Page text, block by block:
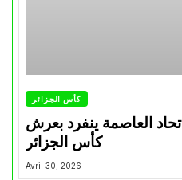
كأس الجزائر
العاصمة ينفرد بعرش
كأس الجزائر
Avril 30, 2026